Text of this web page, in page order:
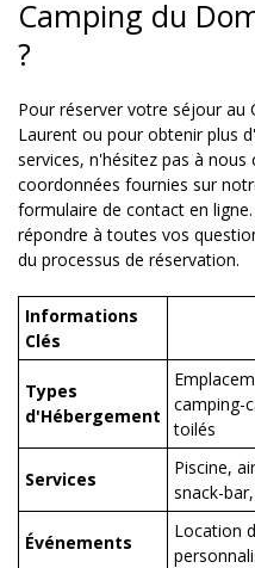
Camping du
?
Pour réserver votre séjour au
Laurent ou pour obtenir plus
services, n'hésitez pas à
coordonnées fournies sur
formulaire de contact en
répondre à toutes vos
du processus de réservation.
Informations
Clés
Types
d'Hébergement
camping-
toilés
Services
Piscine,
snack-
Événements
Location